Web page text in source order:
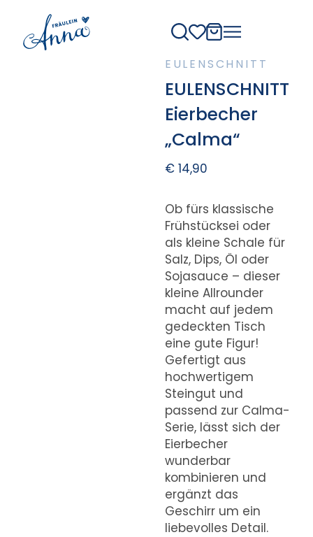
EULENSCHNITT
EULENSCHNITT
Eierbecher
„Calma“
€14,90
Ob fürs klassische
Frühstücksei oder
als kleine Schale für
Salz, Dips, Öl oder
Sojasauce – dieser
kleine Allrounder
macht auf jedem
gedeckten Tisch
eine gute Figur!
Gefertigt aus
hochwertigem
Steingut und
passend zur Calma-
Serie, lässt sich der
Eierbecher
wunderbar
kombinieren und
ergänzt das
Geschirr um ein
liebevolles Detail.